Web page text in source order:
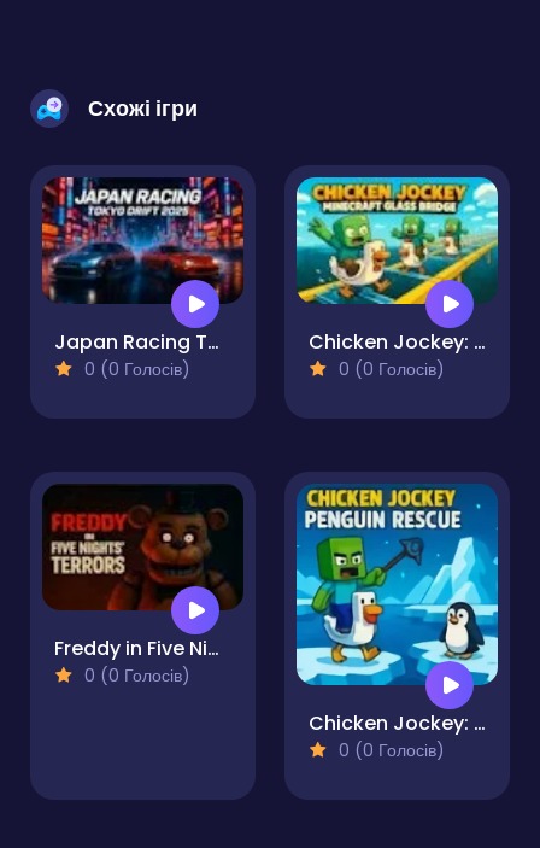
Схожі ігри
Japan Racing Tokyo Drift 2025
0 (0 Голосів)
Chicken Jockey: Minecraft Glass Bridge
0 (0 Голосів)
Freddy in Five Nights Terrors
0 (0 Голосів)
Chicken Jockey: Penguin Rescue
0 (0 Голосів)